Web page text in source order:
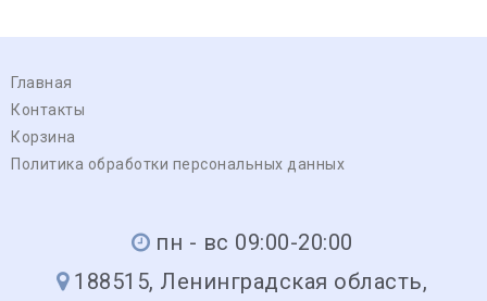
Главная
Контакты
Корзина
Политика обработки персональных данных
пн - вс 09:00-20:00
188515, Ленинградская область,